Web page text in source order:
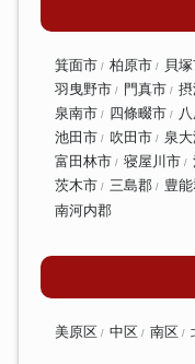
箕面市 柏原市 貝
羽曳野市
門真市
泉南市
四條畷市
池田市
吹田市 泉
富田林市
寝屋川市
茨木市
三島郡 豊
南河内郡
美原区 中区 南区